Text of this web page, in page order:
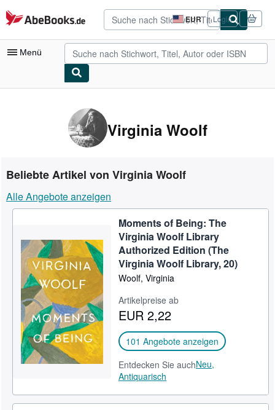
Zum Hauptinhalt
AbeBooks.de EUR
Seite
der
Einkaufseinstellungen.
Login
Menü
Meine Bestellungen
Kunst & Sammlerstücke
Verkäufer werden
Hilfe
Virginia Woolf
Beliebte Artikel von Virginia Woolf
Alle Angebote anzeigen
Moments of Being: The
Virginia Woolf Library
Authorized Edition (The
Virginia Woolf Library, 20)
Woolf, Virginia
Artikelpreise ab
EUR 2,22
101 Angebote anzeigen
Entdecken Sie auchNeu,
Antiquarisch